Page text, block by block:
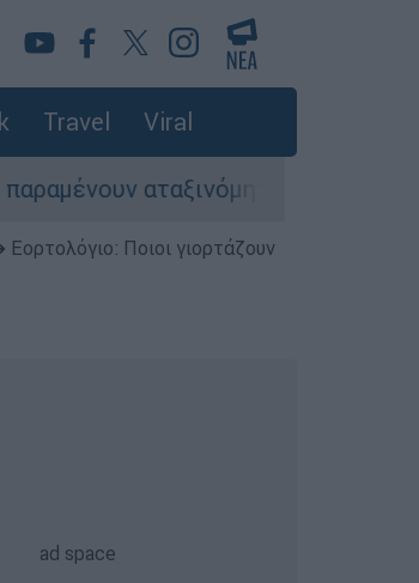
Travel Viral
αταξινόμητα - Λύση αναζητά
Εορτολόγιο: Ποιοι γιορτάζουν